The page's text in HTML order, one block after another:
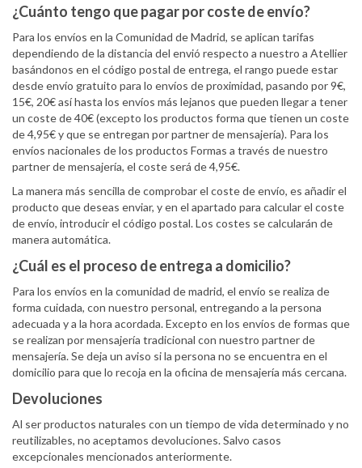
¿Cuánto tengo que pagar por coste de envío?
Para los envíos en la Comunidad de Madrid, se aplican tarifas
dependiendo de la distancia del envió respecto a nuestro a Atellier
basándonos en el código postal de entrega, el rango puede estar
desde envío gratuito para lo envíos de proximidad, pasando por 9€,
15€, 20€ así hasta los envíos más lejanos que pueden llegar a tener
un coste de 40€ (excepto los productos forma que tienen un coste
de 4,95€ y que se entregan por partner de mensajería). Para los
envíos nacionales de los productos Formas a través de nuestro
partner de mensajería, el coste será de 4,95€.
La manera más sencilla de comprobar el coste de envío, es añadir el
producto que deseas enviar, y en el apartado para calcular el coste
de envío, introducir el código postal. Los costes se calcularán de
manera automática.
¿Cuál es el proceso de entrega a domicilio?
Para los envíos en la comunidad de madrid, el envío se realiza de
forma cuidada, con nuestro personal, entregando a la persona
adecuada y a la hora acordada. Excepto en los envíos de formas que
se realizan por mensajería tradicional con nuestro partner de
mensajería. Se deja un aviso si la persona no se encuentra en el
domicilio para que lo recoja en la oficina de mensajería más cercana.
Devoluciones
Al ser productos naturales con un tiempo de vida determinado y no
reutilizables, no aceptamos devoluciones. Salvo casos
excepcionales mencionados anteriormente.